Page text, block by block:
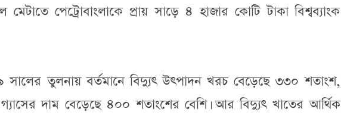
পেট্রোবাংলাকে প্রায় সাড়ে ৪ হাজার কোটি টাকা বিশ্বব্যাংক
তুলনায় বর্তমানে বিদ্যুৎ উৎপাদন খরচ বেড়েছে ৩৩০ শতাংশ,
দাম বেড়েছে ৪০০ শতাংশের বেশি। আর বিদ্যুৎ খাতের আর্থিক